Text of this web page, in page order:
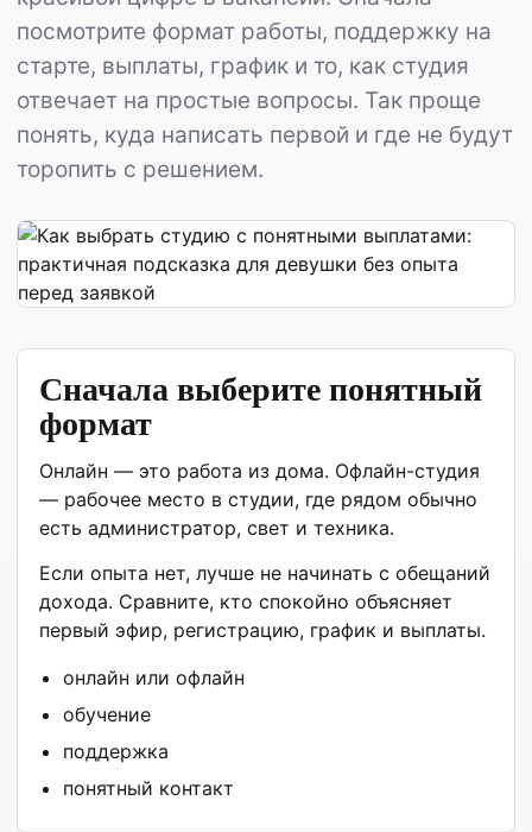
посмотрите формат работы, поддержку на
старте, выплаты, график и то, как студия
отвечает на простые вопросы. Так проще
понять, куда написать первой и где не будут
торопить с решением.
Сначала выберите понятный
формат
Онлайн — это работа из дома. Офлайн-студия
— рабочее место в студии, где рядом обычно
есть администратор, свет и техника.
Если опыта нет, лучше не начинать с обещаний
дохода. Сравните, кто спокойно объясняет
первый эфир, регистрацию, график и выплаты.
онлайн или офлайн
обучение
поддержка
понятный контакт